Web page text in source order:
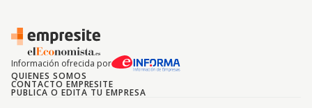
Información ofrecida por
QUIENES SOMOS
CONTACTO EMPRESITE
PUBLICA O EDITA TU EMPRESA